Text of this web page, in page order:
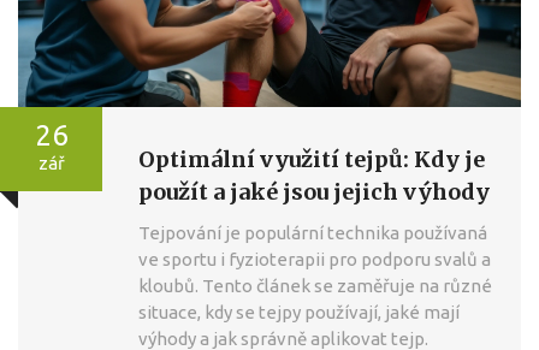
26
zář
Optimální využití tejpů: Kdy je
použít a jaké jsou jejich výhody
Tejpování je populární technika používaná
ve sportu i fyzioterapii pro podporu svalů a
kloubů. Tento článek se zaměřuje na různé
situace, kdy se tejpy používají, jaké mají
výhody a jak správně aplikovat tejp.